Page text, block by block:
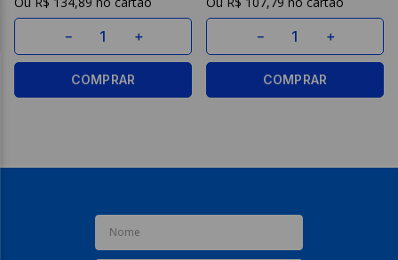
＋
－
COMPRAR
＋
－
COMPRAR